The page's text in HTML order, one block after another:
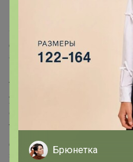
изготовлено из прочного
живописный зелёный
дополнением к вашим
аксессуарам.
Преимущества
* Совместимость с
универсальным и
ситуациях.
* Материал, пригодный для
добавляет уверенности в
здоровья. Брюнетка